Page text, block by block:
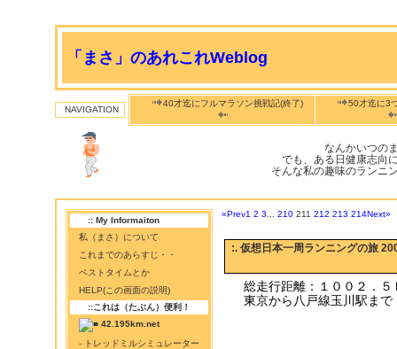
「まさ」のあれこれWeblog
NAVIGATION
40才迄にフルマラソン挑戦記(終了) 50才迄に3
なんかいつの
でも、ある日健康志向
そんな私の趣味のランニ
:: My Informaiton
私（まさ）について
これまでのあらすじ・・
ベストタイムとか
HELP(この画面の説明)
::これは（たぶん）便利！
42.195km.net
- トレッドミルシミュレーター
«Prev1 2 3 210 211 212 213 214Next»
:. 仮想日本一周ランニングの旅
総走行距離：１００２．５
東京から八戸線玉川駅まで